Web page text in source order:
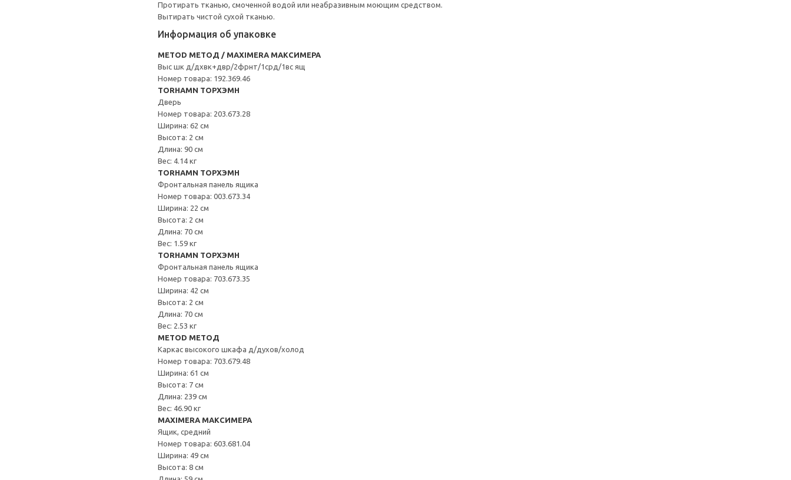
Протирать тканью, смоченной водой или неабразивным моющим средством.
Вытирать чистой сухой тканью.
Информация об упаковке
METOD МЕТОД / MAXIMERA МАКСИМЕРА
Выс шк д/дхвк+двр/2фрнт/1срд/1вс ящ
Номер товара: 192.369.46
TORHAMN ТОРХЭМН
Дверь
Номер товара: 203.673.28
Ширина: 62 см
Высота: 2 см
Длина: 90 см
Вес: 4.14 кг
TORHAMN ТОРХЭМН
Фронтальная панель ящика
Номер товара: 003.673.34
Ширина: 22 см
Высота: 2 см
Длина: 70 см
Вес: 1.59 кг
TORHAMN ТОРХЭМН
Фронтальная панель ящика
Номер товара: 703.673.35
Ширина: 42 см
Высота: 2 см
Длина: 70 см
Вес: 2.53 кг
METOD МЕТОД
Каркас высокого шкафа д/духов/холод
Номер товара: 703.679.48
Ширина: 61 см
Высота: 7 см
Длина: 239 см
Вес: 46.90 кг
MAXIMERA МАКСИМЕРА
Ящик, средний
Номер товара: 603.681.04
Ширина: 49 см
Высота: 8 см